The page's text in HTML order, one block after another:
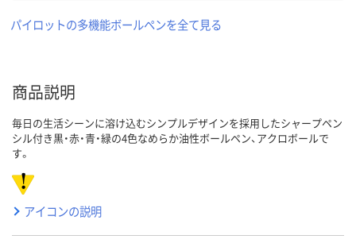
パイロットの多機能ボールペンを全て見る
商品説明
毎日の生活シーンに溶け込むシンプルデザインを採用したシャープペン
シル付き黒・赤・青・緑の4色なめらか油性ボールペン、アクロボールで
す。
アイコンの説明